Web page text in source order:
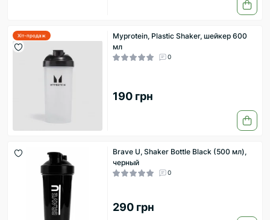
Хіт-продаж
Myprotein, Plastic Shaker, шейкер 600
мл
0
190 грн
Brave U, Shaker Bottle Black (500 мл),
черный
0
290 грн